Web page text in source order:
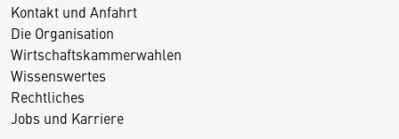
Kontakt und Anfahrt
Die Organisation
Wirtschaftskammerwahlen
Wissenswertes
Rechtliches
Jobs und Karriere